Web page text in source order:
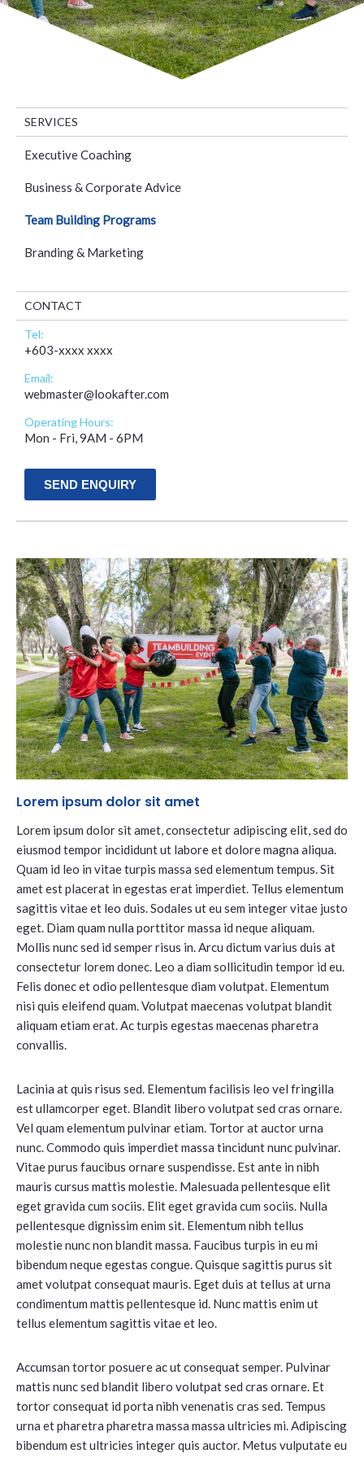
SERVICES
Executive Coaching
Business & Corporate Advice
Team Building Programs
Branding & Marketing
CONTACT
Tel:
+603-xxxx xxxx
Email:
webmaster@lookafter.com
Operating Hours:
Mon - Fri, 9AM - 6PM
SEND ENQUIRY
Lorem ipsum dolor sit amet
Lorem ipsum dolor sit amet, consectetur adipiscing elit, sed do
eiusmod tempor incididunt ut labore et dolore magna aliqua.
Quam id leo in vitae turpis massa sed elementum tempus. Sit
amet est placerat in egestas erat imperdiet. Tellus elementum
sagittis vitae et leo duis. Sodales ut eu sem integer vitae justo
eget. Diam quam nulla porttitor massa id neque aliquam.
Mollis nunc sed id semper risus in. Arcu dictum varius duis at
consectetur lorem donec. Leo a diam sollicitudin tempor id eu.
Felis donec et odio pellentesque diam volutpat. Elementum
nisi quis eleifend quam. Volutpat maecenas volutpat blandit
aliquam etiam erat. Ac turpis egestas maecenas pharetra
convallis.
Lacinia at quis risus sed. Elementum facilisis leo vel fringilla
est ullamcorper eget. Blandit libero volutpat sed cras ornare.
Vel quam elementum pulvinar etiam. Tortor at auctor urna
nunc. Commodo quis imperdiet massa tincidunt nunc pulvinar.
Vitae purus faucibus ornare suspendisse. Est ante in nibh
mauris cursus mattis molestie. Malesuada pellentesque elit
eget gravida cum sociis. Elit eget gravida cum sociis. Nulla
pellentesque dignissim enim sit. Elementum nibh tellus
molestie nunc non blandit massa. Faucibus turpis in eu mi
bibendum neque egestas congue. Quisque sagittis purus sit
amet volutpat consequat mauris. Eget duis at tellus at urna
condimentum mattis pellentesque id. Nunc mattis enim ut
tellus elementum sagittis vitae et leo.
Accumsan tortor posuere ac ut consequat semper. Pulvinar
mattis nunc sed blandit libero volutpat sed cras ornare. Et
tortor consequat id porta nibh venenatis cras sed. Tempus
urna et pharetra pharetra massa massa ultricies mi. Adipiscing
bibendum est ultricies integer quis auctor. Metus vulputate eu